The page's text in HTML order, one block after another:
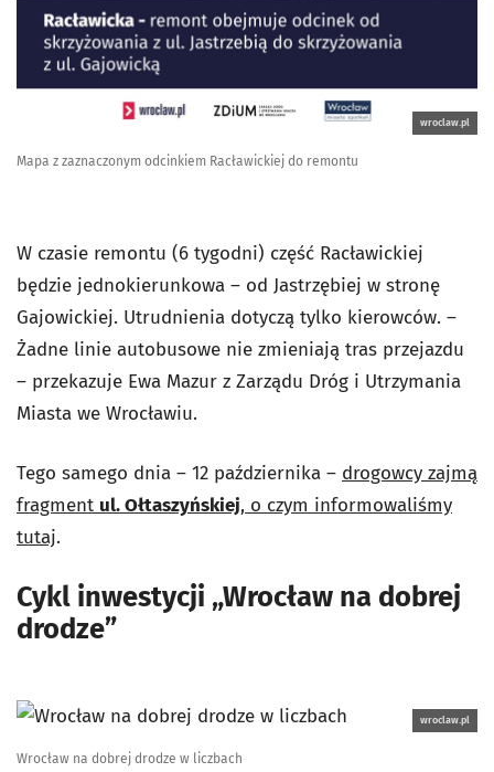
wroclaw.pl
Mapa z zaznaczonym odcinkiem Racławickiej do remontu
W czasie remontu (6 tygodni) część Racławickiej
będzie jednokierunkowa – od Jastrzębiej w stronę
Gajowickiej. Utrudnienia dotyczą tylko kierowców. –
Żadne linie autobusowe nie zmieniają tras przejazdu
– przekazuje Ewa Mazur z Zarządu Dróg i Utrzymania
Miasta we Wrocławiu.
Tego samego dnia – 12 października – drogowcy zajmą
fragment ul. Ołtaszyńskiej, o czym informowaliśmy
tutaj.
Cykl inwestycji „Wrocław na dobrej
drodze”
wroclaw.pl
Wrocław na dobrej drodze w liczbach